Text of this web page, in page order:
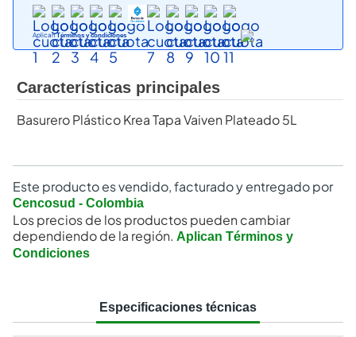
AplicanTérminos y condiciones
Características principales
Basurero Plástico Krea Tapa Vaiven Plateado 5L
Este producto es vendido, facturado y entregado por
Cencosud - Colombia
Los precios de los productos pueden cambiar
dependiendo de la región. Aplican Términos y
Condiciones
Especificaciones técnicas